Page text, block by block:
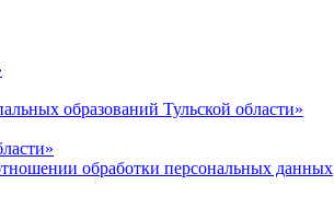
образований Тульской области»
обработки персональных данных